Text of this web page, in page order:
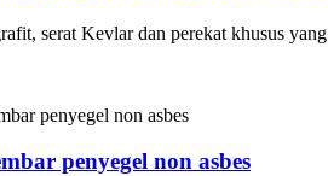
serat Kevlar dan perekat khusus
penyegel non asbes